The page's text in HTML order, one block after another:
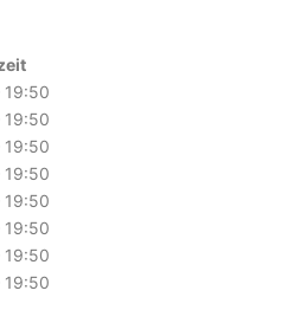
19:50
19:50
19:50
19:50
19:50
19:50
19:50
19:50